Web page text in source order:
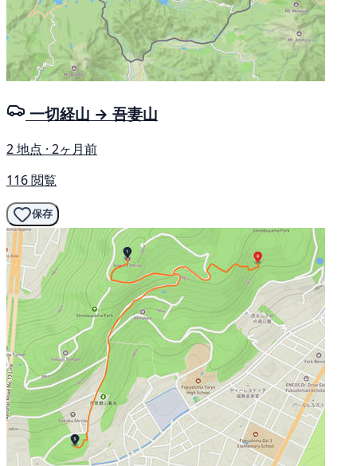
一切経山 → 吾妻山
2 地点 · 2ヶ月前
116 閲覧
保存